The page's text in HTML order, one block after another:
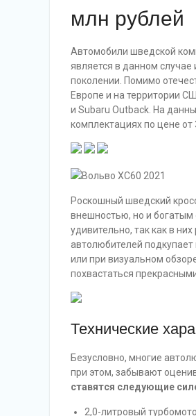
млн рублей
Автомобили шведской
является в данном
поколении. Помимо
Европе и на территории
и Subaru Outback. На
комплектациях по цене от
Вольво ХС60 2021
Роскошный шведский
внешностью, но и
удивительно, так как в
автолюбителей
или при визуальном
похвастаться
Технические
Безусловно, многие
при этом, забывают
ставятся следующие
2,0-литровый